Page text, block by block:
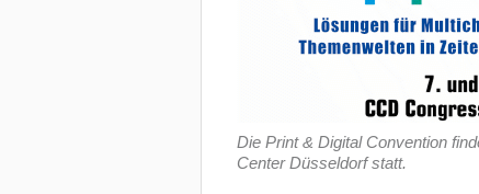
Die Print & Digital Convention
Center Düsseldorf statt.